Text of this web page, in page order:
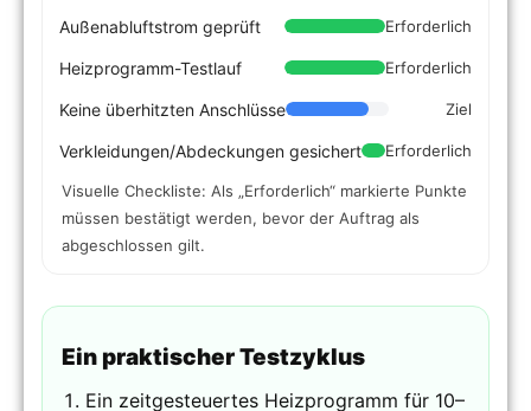
Außenabluftstrom geprüft Erforderlich
Heizprogramm-Testlauf Erforderlich
Keine überhitzten Anschlüsse Ziel
Verkleidungen/Abdeckungen gesichert Erforderlich
Visuelle Checkliste: Als „Erforderlich“ markierte Punkte
müssen bestätigt werden, bevor der Auftrag als
abgeschlossen gilt.
Ein praktischer Testzyklus
Ein zeitgesteuertes Heizprogramm für 10–